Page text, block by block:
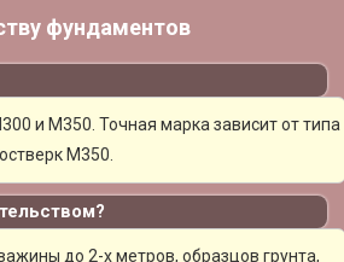
фундаментов
и М350. Точная марка зависит от типа
М350.
до 2-х метров, образцов грунта,